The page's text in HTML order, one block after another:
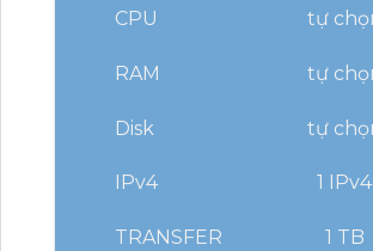
CPU tự
RAM tự
Disk tự
IPv4 1 IPv4
TRANSFER 1 TB